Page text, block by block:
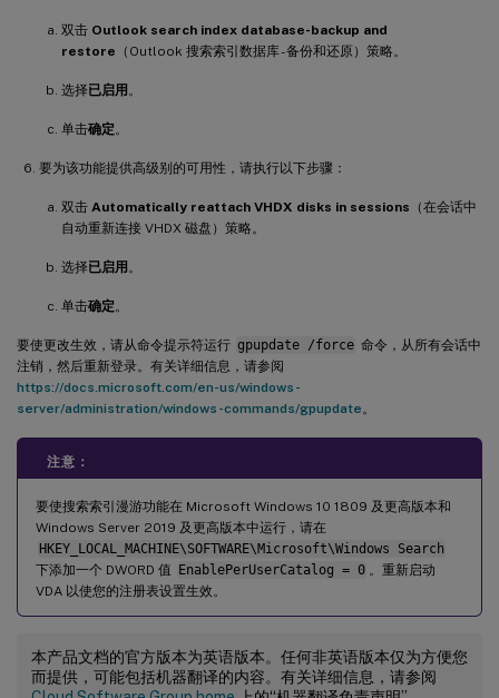
双击 Outlook search index database-backup and
restore （Outlook 搜索索引数据库 - 备份和还原）策略。
选择已启用 。
单击确定 。
要为该功能提供高级别的可用性，请执行以下步骤：
双击 Automatically reattach VHDX disks in sessions （在会话中
自动重新连接 VHDX 磁盘）策略。
选择已启用 。
单击确定 。
要使更改生效，请从命令提示符运行 gpupdate /force 命令，从所有会话中
注销，然后重新登录。有关详细信息，请参阅
https://docs.microsoft.com/en-us/windows-
server/administration/windows-commands/gpupdate 。
注意：
要使搜索索引漫游功能在 Microsoft Windows 10 1809 及更高版本和
Windows Server 2019 及更高版本中运行，请在
HKEY_LOCAL_MACHINE\SOFTWARE\Microsoft\Windows Search
下添加一个 DWORD 值 EnablePerUserCatalog = 0 。重新启动
VDA 以使您的注册表设置生效。
本产品文档的官方版本为英语版本。任何非英语版本仅为方便您
而提供，可能包括机器翻译的内容。有关详细信息，请参阅